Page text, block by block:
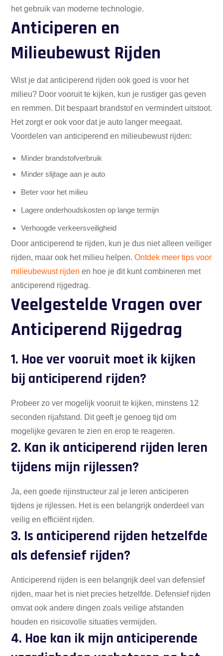
het gebruik van moderne technologie.
Anticiperen en
Milieubewust Rijden
Wist je dat anticiperend rijden ook goed is voor het
milieu? Door vooruit te kijken, kun je rustiger gas geven
en remmen. Dit bespaart brandstof en vermindert uitstoot.
Het zorgt er ook voor dat je auto langer meegaat.
Voordelen van anticiperend en milieubewust rijden:
Minder brandstofverbruik
Minder slijtage aan je auto
Beter voor het milieu
Lagere onderhoudskosten op lange termijn
Verhoogde verkeersveiligheid
Door anticiperend te rijden, kun je dus niet alleen veiliger
rijden, maar ook het milieu helpen. Ontdek meer tips voor
milieubewust rijden en hoe je dit kunt combineren met
anticiperend rijgedrag.
Veelgestelde Vragen over
Anticiperend Rijgedrag
1. Hoe ver vooruit moet ik kijken
bij anticiperend rijden?
Probeer zo ver mogelijk vooruit te kijken, minstens 12
seconden rijafstand. Dit geeft je genoeg tijd om
mogelijke gevaren te zien en erop te reageren.
2. Kan ik anticiperend rijden leren
tijdens mijn rijlessen?
Ja, een goede rijinstructeur zal je leren anticiperen
tijdens je rijlessen. Het is een belangrijk onderdeel van
veilig en efficiënt rijden.
3. Is anticiperend rijden hetzelfde
als defensief rijden?
Anticiperend rijden is een belangrijk deel van defensief
rijden, maar het is niet precies hetzelfde. Defensief rijden
omvat ook andere dingen zoals veilige afstanden
houden en risicovolle situaties vermijden.
4. Hoe kan ik mijn anticiperende